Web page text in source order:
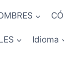
Idioma